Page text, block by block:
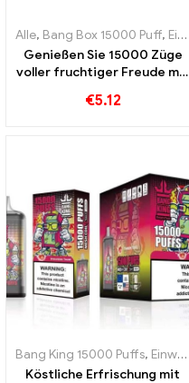
Alle, Bang Box 15000 Puff, Einweg-E-Zigaretten Schweden
Genießen Sie 15000 Züge
voller fruchtiger Freude mit
perfekt für Dampfer die
€5.12
Bang King 15000 Puffs, Einweg-E-Zigaretten Schweden
Köstliche Erfrischung mit